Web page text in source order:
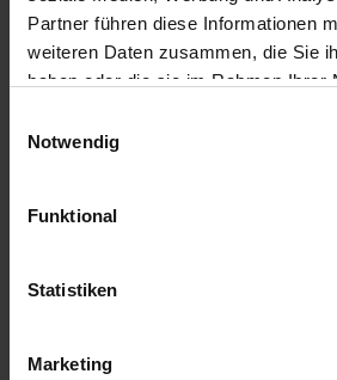
Partner führen diese Informationen
weiteren Daten zusammen, die Sie
haben oder die sie im Rahmen Ihrer
Notwendig
Funktional
Statistiken
Marketing